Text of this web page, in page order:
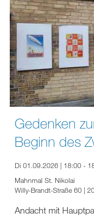
Gedenken
Beginn des
Di 01.09.2026 | 18:00 -
Mahnmal St. Nikolai
Willy-Brandt-Straße 60 |
Andacht mit